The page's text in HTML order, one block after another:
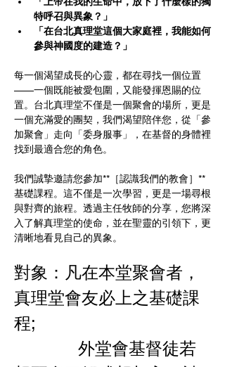
特呼召與異象？」
「在台北真理堂這個大家庭裡，我能如何
參與神國度的建造？」
每一個渴望成長的心靈，都在尋找一個位置
——一個既能被愛包圍，又能發揮恩賜的位
置。台北真理堂不僅是一個聚會的場所，更是
一個充滿愛的團契，我們渴望陪伴您，從「參
加聚會」走向「委身服事」，在基督的身體裡
找到最適合您的角色。
我們誠摯邀請您參加**［認識我們的教會］**
基礎課程。這不僅是一次學習，更是一場尋根
與對齊的旅程。透過主任牧師的分享，您將深
入了解真理堂的使命，並在聖靈的引領下，更
清晰地看見自己的異象。
對象：凡在本堂聚會者，
真理堂會友必上之基礎課
程;